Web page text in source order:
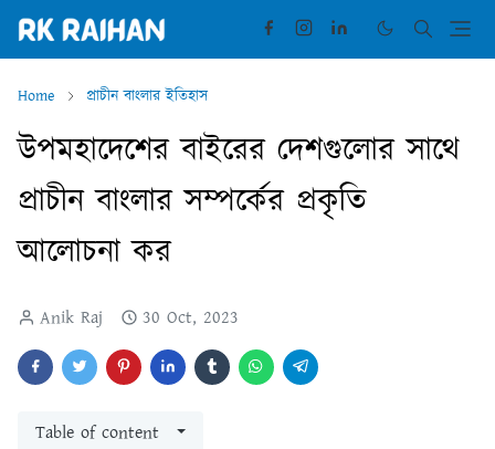
Home প্রাচীন বাংলার ইতিহাস
উপমহাদেশের বাইরের দেশগুলোর সাথে
প্রাচীন বাংলার সম্পর্কের প্রকৃতি
আলোচনা কর
Anik Raj 30 Oct, 2023
Table of content